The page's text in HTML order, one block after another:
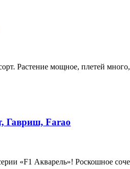
Растение мощное, плетей
Гавриш, Farao
«F1 Акварель»! Роскошное